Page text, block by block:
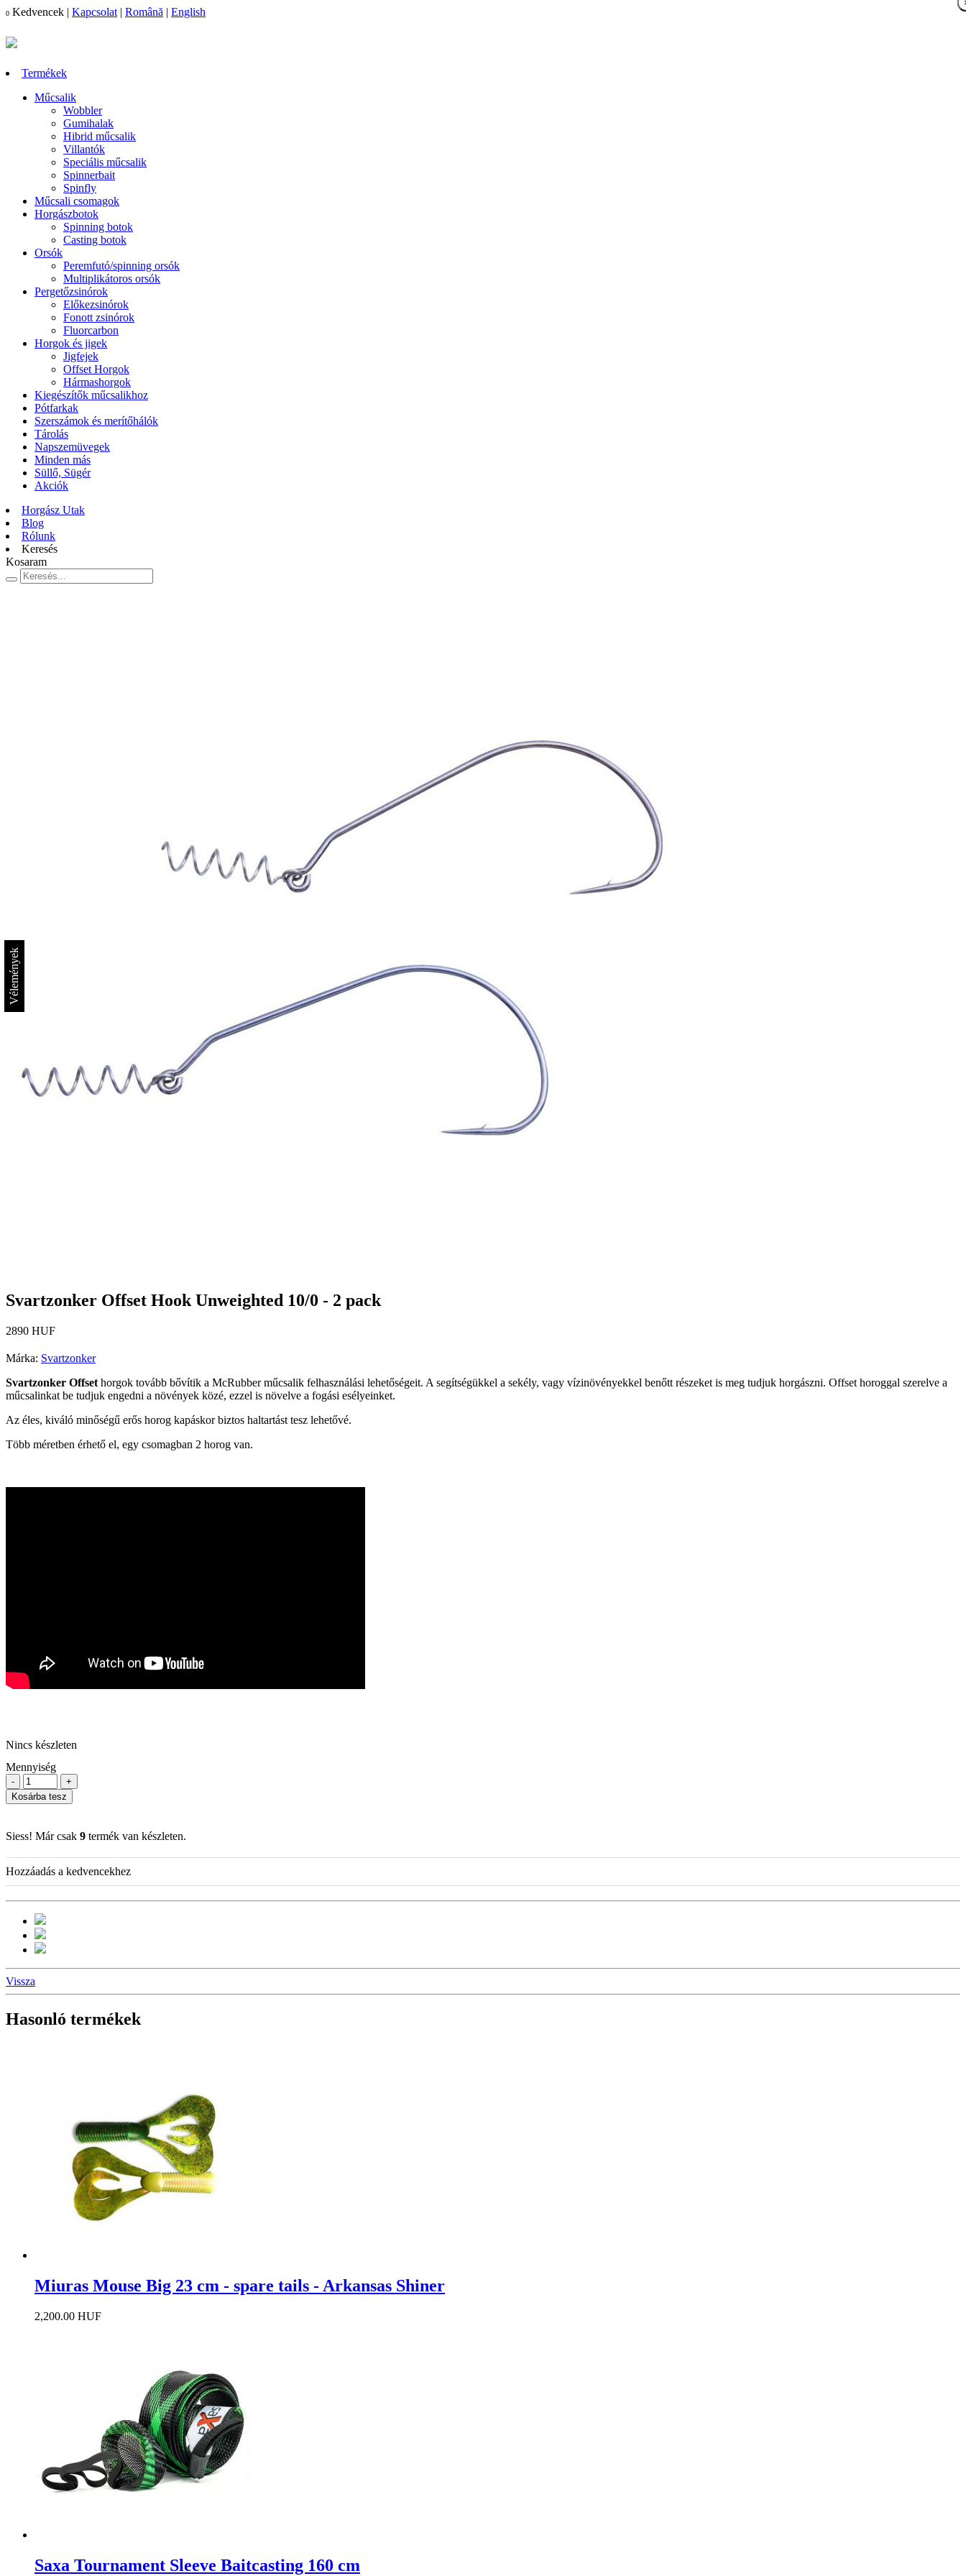
0 Kedvencek | Kapcsolat | Română | English
Termékek
Műcsalik
Wobbler
Gumihalak
Hibrid műcsalik
Villantók
Speciális műcsalik
Spinnerbait
Spinfly
Műcsali csomagok
Horgászbotok
Spinning botok
Casting botok
Orsók
Peremfutó/spinning orsók
Multiplikátoros orsók
Pergetőzsinórok
Előkezsinórok
Fonott zsinórok
Fluorcarbon
Horgok és jigek
Jigfejek
Offset Horgok
Hármashorgok
Kiegészítők műcsalikhoz
Pótfarkak
Szerszámok és merítőhálók
Tárolás
Napszemüvegek
Minden más
Süllő, Sügér
Akciók
Horgász Utak
Blog
Rólunk
Keresés
Kosaram
Svartzonker Offset Hook Unweighted 10/0 - 2 pack
2890 HUF
Márka: Svartzonker
Svartzonker Offset horgok tovább bővítik a McRubber műcsalik felhasználási lehetőségeit. A segítségükkel a sekély, vagy vízinövényekkel benőtt részeket is meg tudjuk horgászni. Offset horoggal szerelve a
műcsalinkat be tudjuk engedni a növények közé, ezzel is növelve a fogási esélyeinket.
Az éles, kiváló minőségű erős horog kapáskor biztos haltartást tesz lehetővé.
Több méretben érhető el, egy csomagban 2 horog van.
Nincs készleten
Mennyiség
-
+
Kosárba tesz
Siess! Már csak 9 termék van készleten.
Hozzáadás a kedvencekhez
Vissza
Hasonló termékek
Miuras Mouse Big 23 cm - spare tails - Arkansas Shiner
2,200.00 HUF
Saxa Tournament Sleeve Baitcasting 160 cm
Vélemények